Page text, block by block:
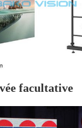
arrière
IP40/IP21
facultative